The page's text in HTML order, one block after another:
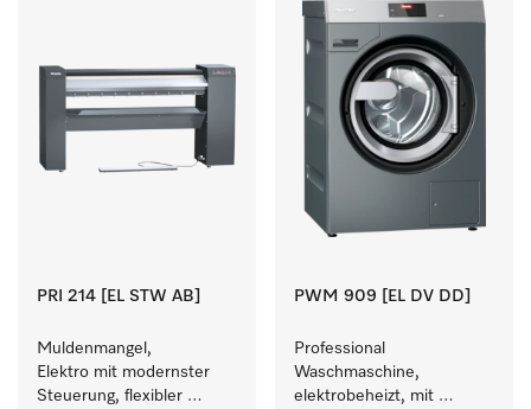
PRI 214 [EL STW AB]
Muldenmangel,
Elektro mit modernster
Steuerung, flexibler
PWM 909 [EL DV DD]
Professional
Waschmaschine,
elektrobeheizt, mit